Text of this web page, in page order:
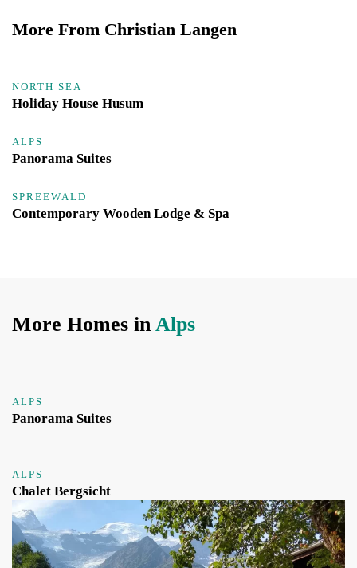
More From Christian Langen
NORTH SEA
Holiday House Husum
ALPS
Panorama Suites
SPREEWALD
Contemporary Wooden Lodge & Spa
More Homes in Alps
ALPS
Panorama Suites
ALPS
Chalet Bergsicht